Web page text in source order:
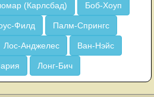
(Карлсбад) Боб-Хоуп
Филд Палм-Спрингс
Лос-Анджелес Ван-Нэйс
Лонг-Бич